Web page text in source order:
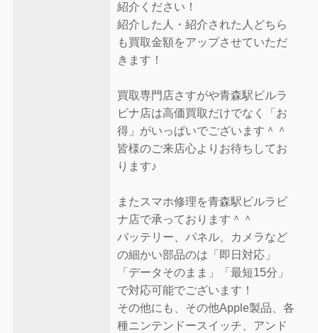
紹介ください！
紹介した人・紹介された人どちら
も買取金額をアップさせていただ
きます！
買取専門店さすがや青森駅ビルラ
ビナ店は高価買取だけでなく「お
得」がいっぱいでございます＾＾
皆様のご来店心よりお待ちしてお
ります♪
またスマホ修理を青森駅ビルラビ
ナ店で承っております＾＾
バッテリー、パネル、カメラなど
の細かい部品のは「即日対応」
「データそのまま」「最短15分」
で対応可能でございます！
その他にも、その他Apple製品、各
種ニンテンドースイッチ、アンド